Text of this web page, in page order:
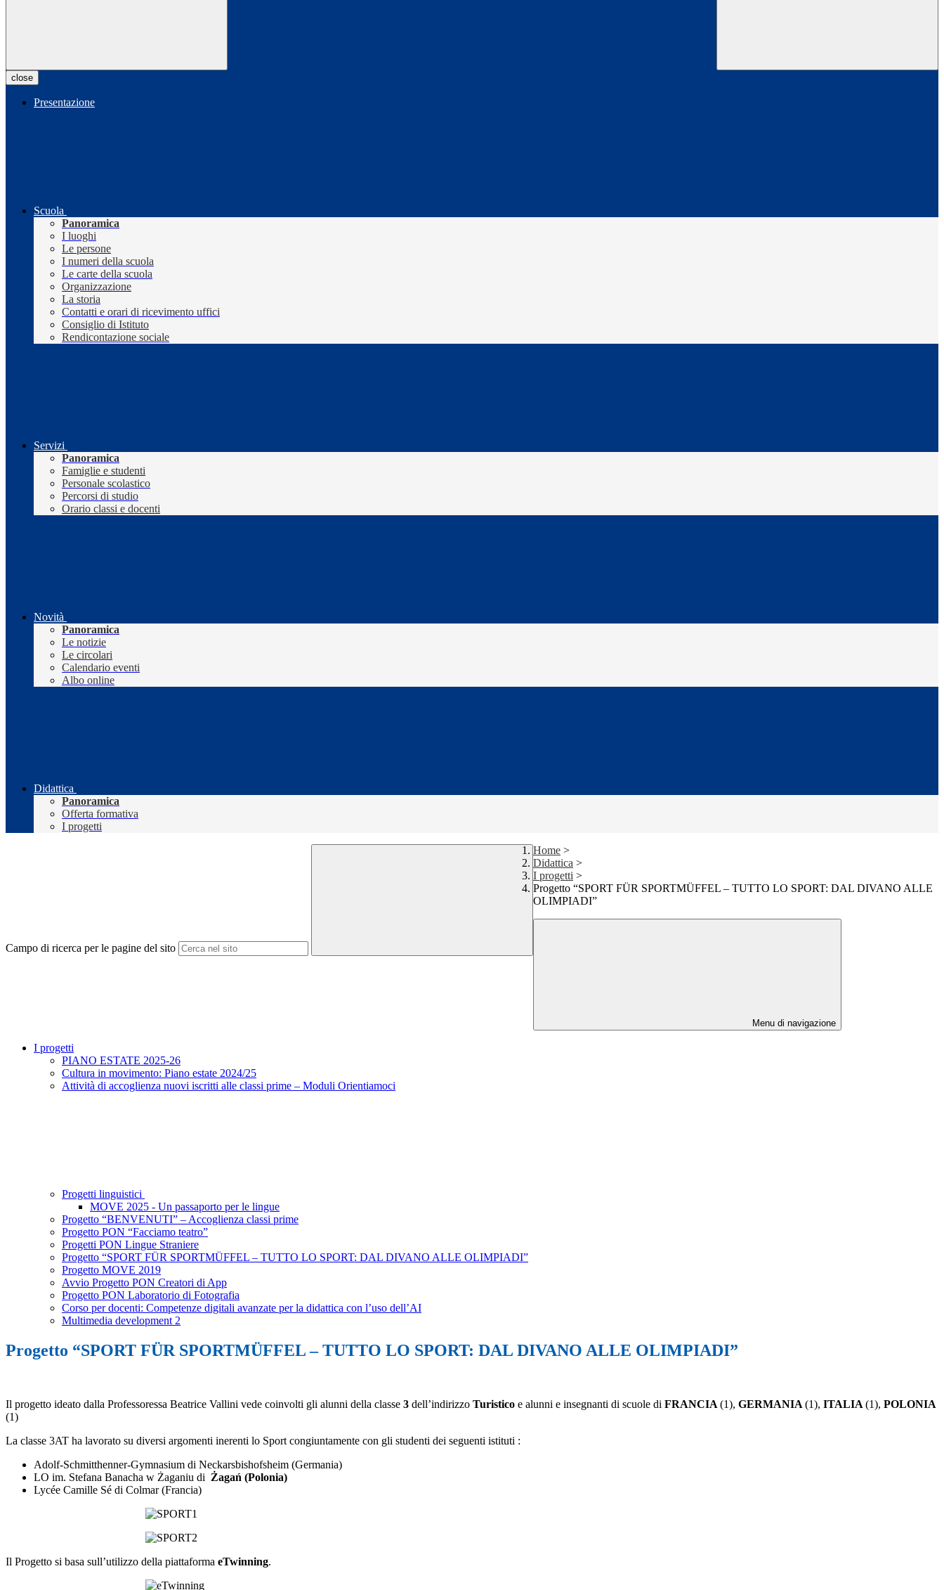
close
Presentazione
Scuola
Panoramica
I luoghi
Le persone
I numeri della scuola
Le carte della scuola
Organizzazione
La storia
Contatti e orari di ricevimento uffici
Consiglio di Istituto
Rendicontazione sociale
Servizi
Panoramica
Famiglie e studenti
Personale scolastico
Percorsi di studio
Orario classi e docenti
Novità
Panoramica
Le notizie
Le circolari
Calendario eventi
Albo online
Didattica
Panoramica
Offerta formativa
I progetti
Campo di ricerca per le pagine del sito
Home >
Didattica >
I progetti >
Progetto “SPORT FÜR SPORTMÜFFEL – TUTTO LO SPORT: DAL DIVANO ALLE
OLIMPIADI”
Menu di navigazione
I progetti
PIANO ESTATE 2025-26
Cultura in movimento: Piano estate 2024/25
Attività di accoglienza nuovi iscritti alle classi prime – Moduli Orientiamoci
Progetti linguistici
MOVE 2025 - Un passaporto per le lingue
Progetto “BENVENUTI” – Accoglienza classi prime
Progetto PON “Facciamo teatro”
Progetti PON Lingue Straniere
Progetto “SPORT FÜR SPORTMÜFFEL – TUTTO LO SPORT: DAL DIVANO ALLE OLIMPIADI”
Progetto MOVE 2019
Avvio Progetto PON Creatori di App
Progetto PON Laboratorio di Fotografia
Corso per docenti: Competenze digitali avanzate per la didattica con l’uso dell’AI
Multimedia development 2
Progetto “SPORT FÜR SPORTMÜFFEL – TUTTO LO SPORT: DAL DIVANO ALLE OLIMPIADI”
Il progetto ideato dalla Professoressa Beatrice Vallini vede coinvolti gli alunni della classe 3 dell’indirizzo Turistico e alunni e insegnanti di scuole di FRANCIA (1), GERMANIA (1), ITALIA (1), POLONIA
(1)
La classe 3AT ha lavorato su diversi argomenti inerenti lo Sport congiuntamente con gli studenti dei seguenti istituti :
Adolf-Schmitthenner-Gymnasium di Neckarsbishofsheim (Germania)
LO im. Stefana Banacha w Żaganiu di Żagań (Polonia)
Lycée Camille Sé di Colmar (Francia)
Il Progetto si basa sull’utilizzo della piattaforma eTwinning.